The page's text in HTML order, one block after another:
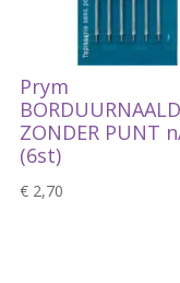
Prym
BORDUURNAALD
ZONDER PUNT
(6st)
€2,70